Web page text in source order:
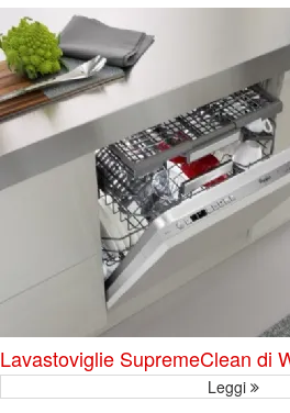
Lavastoviglie SupremeClean di
Leggi